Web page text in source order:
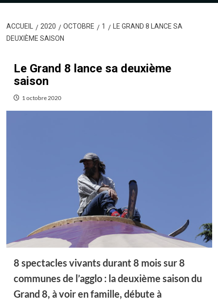
ACCUEIL 2020 OCTOBRE 1
LE GRAND 8 LANCE SA
DEUXIÈME SAISON
Le Grand 8 lance sa deuxième
saison
1 octobre 2020
8 spectacles vivants durant 8 mois sur 8
communes de l’agglo : la deuxième saison du
Grand 8, à voir en famille, débute à